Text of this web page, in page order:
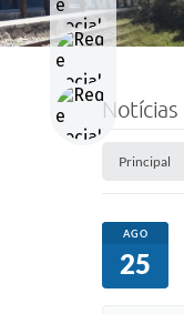
Notícias
Principal
AGO
25